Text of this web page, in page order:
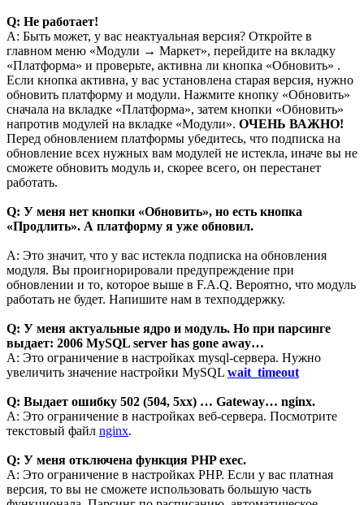
Q: Не работает!
A: Быть может, у вас неактуальная версия? Откройте в
главном меню «Модули → Маркет», перейдите на вкладку
«Платформа» и проверьте, активна ли кнопка «Обновить» .
Если кнопка активна, у вас установлена старая версия, нужно
обновить платформу и модули. Нажмите кнопку «Обновить»
сначала на вкладке «Платформа», затем кнопки «Обновить»
напротив модулей на вкладке «Модули». ОЧЕНЬ ВАЖНО!
Перед обновлением платформы убедитесь, что подписка на
обновление всех нужных вам модулей не истекла, иначе вы не
сможете обновить модуль и, скорее всего, он перестанет
работать.
Q: У меня нет кнопки «Обновить», но есть кнопка
«Продлить». А платформу я уже обновил.
A: Это значит, что у вас истекла подписка на обновления
модуля. Вы проигнорировали предупреждение при
обновлении и то, которое выше в F.A.Q. Вероятно, что модуль
работать не будет. Напишите нам в техподдержку.
Q: У меня актуальные ядро и модуль. Но при парсинге
выдает: 2006 MySQL server has gone away…
A: Это ограничение в настройках mysql-сервера. Нужно
увеличить значение настройки MySQL wait_timeout
Q: Выдает ошибку 502 (504, 5xx) … Gateway… nginx.
A: Это ограничение в настройках веб-сервера. Посмотрите
текстовый файл nginx.
Q: У меня отключена функция PHP exec.
A: Это ограничение в настройках PHP. Если у вас платная
версия, то вы не сможете использовать большую часть